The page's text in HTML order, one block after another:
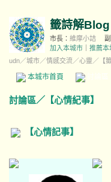
籤詩解
市長： 維摩小詰
加入本城市
推薦本
udn／城市／情感交流／心靈 ／ 【
本城市首頁
討論區／ 【心情紀事】
【心情記事】